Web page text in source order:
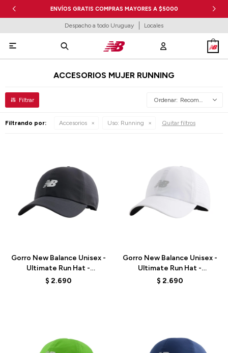
ENVÍOS GRATIS COMPRAS MAYORES A $5000
Despacho a todo Uruguay Locales

ACCESORIOS MUJER RUNNING
Recomendados
Filtrando por: Accesorios Uso: Running Quitar filtros
Gorro New Balance Unisex -
Ultimate Run Hat -
LAH00143BK - BLACK
$ 2.690
Gorro New Balance Unisex -
Ultimate Run Hat -
LAH00143WT - WHITE
$ 2.690